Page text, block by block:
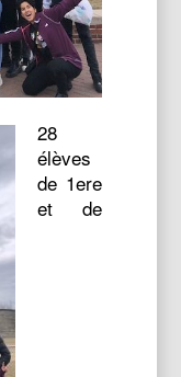
28
élèves
de 1ere
et de